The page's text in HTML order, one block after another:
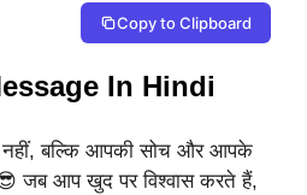
Copy to Clipboard
In Hindi
नहीं, बल्कि आपकी सोच और आपके
😎 जब आप खुद पर विश्वास करते हैं,